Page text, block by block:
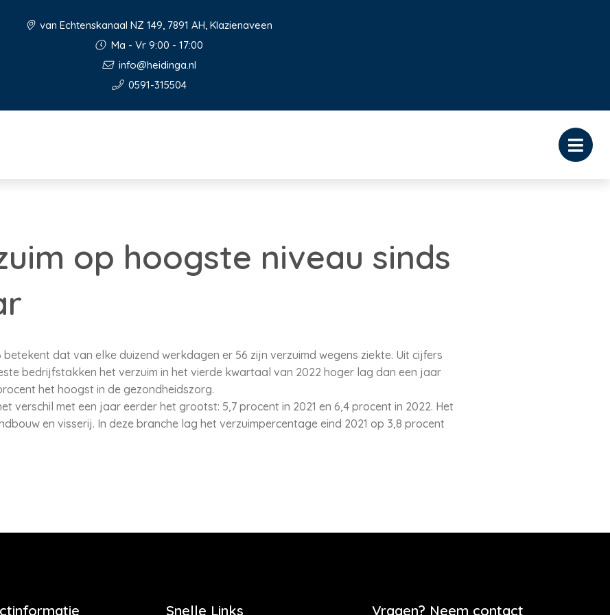
van Echtenskanaal NZ 149, 7891 AH, Klazienaveen
Ma - Vr 9:00 - 17:00
info@heidinga.nl
0591-315504
op hoogste niveau sinds
betekent dat van elke duizend werkdagen er 56 zijn verzuimd wegens ziekte. Uit cijfers
bedrijfstakken het verzuim in het vierde kwartaal van 2022 hoger lag dan een jaar
het hoogst in de gezondheidszorg.
verschil met een jaar eerder het grootst: 5,7 procent in 2021 en 6,4 procent in 2022. Het
en visserij. In deze branche lag het verzuimpercentage eind 2021 op 3,8 procent
Snelle Links Vragen? Neem contact